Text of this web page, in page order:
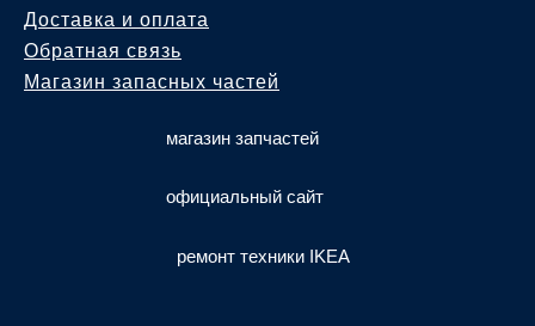
Доставка и оплата
Обратная связь
Магазин запасных частей
магазин запчастей
официальный сайт
ремонт техники IKEA